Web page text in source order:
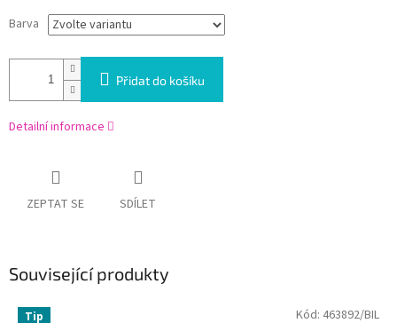
Barva
Přidat do košíku
Detailní informace
ZEPTAT SE SDÍLET
Související produkty
Tip Kód: 463892/BIL